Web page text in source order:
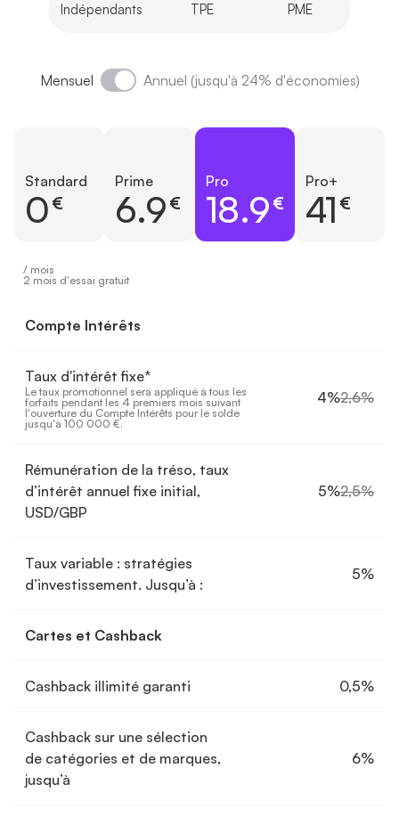
Indépendants TPE PME
Mensuel Annuel (jusqu'à 24% d'économies)
Standard
0 €
Prime
6.9 €
Pro
18.9 €
Pro+
41 €
/ mois
2 mois d'essai gratuit
Compte Intérêts
Taux d'intérêt fixe*
Le taux promotionnel sera appliqué à tous les
forfaits pendant les 4 premiers mois suivant
l'ouverture du Compte Intérêts pour le solde
jusqu'à 100 000 €.
4%2,6%
Rémunération de la tréso, taux
d’intérêt annuel fixe initial,
USD/GBP
5%2,5%
Taux variable : stratégies
d’investissement. Jusqu’à :
5%
Cartes et Cashback
Cashback illimité garanti 0,5%
Cashback sur une sélection
de catégories et de marques,
jusqu’à
6%